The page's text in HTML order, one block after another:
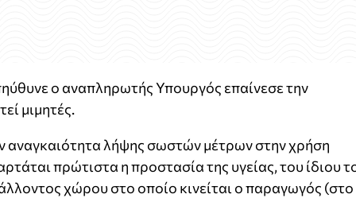
ο αναπληρωτής Υπουργός επαίνεσε την
μιμητές.
αναγκαιότητα λήψης σωστών μέτρων στην χρήση
πρώτιστα η προστασία της υγείας, του ίδιου
χώρου στο οποίο κινείται ο παραγωγός (στο